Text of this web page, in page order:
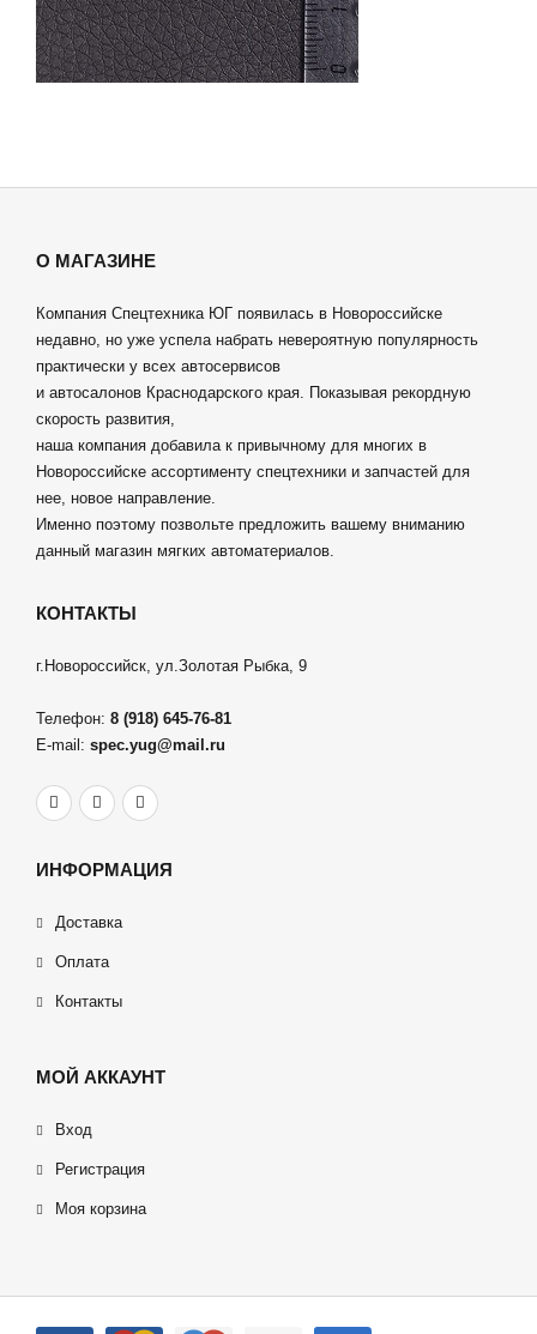
О МАГАЗИНЕ
Компания Спецтехника ЮГ появилась в Новороссийске
недавно, но уже успела набрать невероятную популярность
практически у всех автосервисов
и автосалонов Краснодарского края. Показывая рекордную
скорость развития,
наша компания добавила к привычному для многих в
Новороссийске ассортименту спецтехники и запчастей для
нее, новое направление.
Именно поэтому позвольте предложить вашему вниманию
данный магазин мягких автоматериалов.
КОНТАКТЫ
г.Новороссийск, ул.Золотая Рыбка, 9
Телефон: 8 (918) 645-76-81
E-mail: spec.yug@mail.ru
ИНФОРМАЦИЯ
Доставка
Оплата
Контакты
МОЙ АККАУНТ
Вход
Регистрация
Моя корзина